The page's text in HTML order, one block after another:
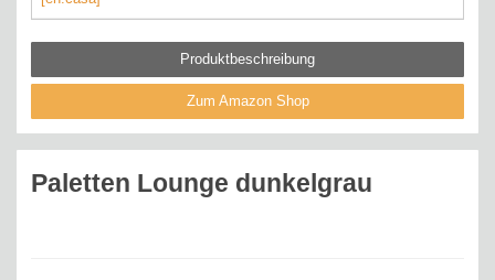
Produktbeschreibung
Zum Amazon Shop
Paletten Lounge dunkelgrau